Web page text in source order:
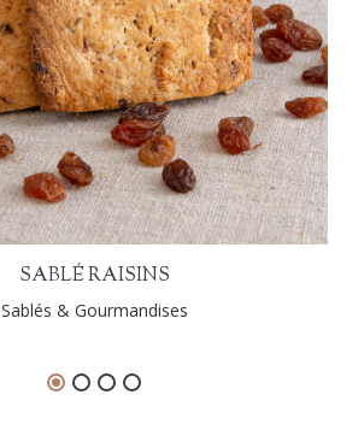
SABLÉ RAISINS
Sablés & Gourmandises